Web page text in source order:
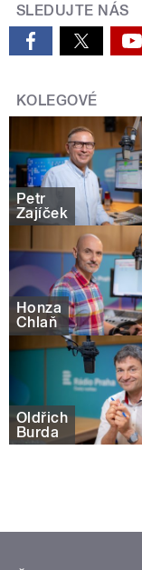
SLEDUJTE NÁS
KOLEGOVÉ
Petr
Zajíček
Honza
Chlaň
Oldřich
Burda